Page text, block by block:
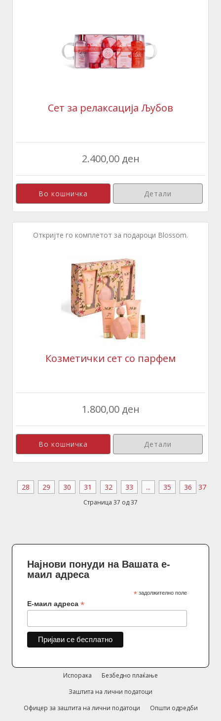
Сет за релаксација Љубов
2.400,00 ден
Детали
Откријте го комплетот за подароци Blossom.
Козметички сет со парфем
1.800,00 ден
Детали
28 29 30 31 32 33 ... 35 36 37
Страница 37 од 37
Најнови понуди на Вашата е-
маил адреса
* задолжително поле
Е-маил адреса *
Испорака
Безбедно плаќање
Заштита на лични податоци
Офицер за заштита на лични податоци
Општи одредби